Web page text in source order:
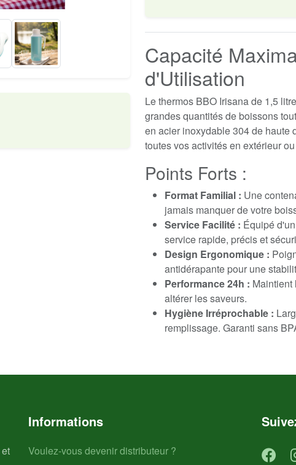
Capacité
d'Utilisation
Le thermos BBO Irisana de 1,5
grandes quantités de boissons
en acier inoxydable 304 de haute
toutes vos activités en extérieur
Points Forts :
Format Familial : Une
jamais manquer de votre
Service Facilité : Équipé
service rapide, précis et
Design Ergonomique :
antidérapante pour une
Performance 24h : Maintient
altérer les saveurs.
Hygiène Irréprochable :
remplissage. Garanti sans
Informations
Voulez-vous devenir distributeur ?